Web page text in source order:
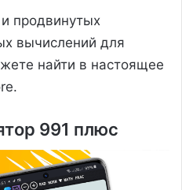
продвинутых
вычислений для
найти в настоящее
991 плюс